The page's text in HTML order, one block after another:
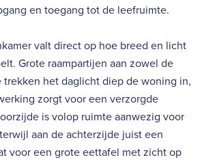
en toegang tot de leefruimte.
valt direct op hoe breed en licht
Grote raampartijen aan zowel de
trekken het daglicht diep de woning in,
zorgt voor een verzorgde
is volop ruimte aanwezig voor
aan de achterzijde juist een
voor een grote eettafel met zicht op